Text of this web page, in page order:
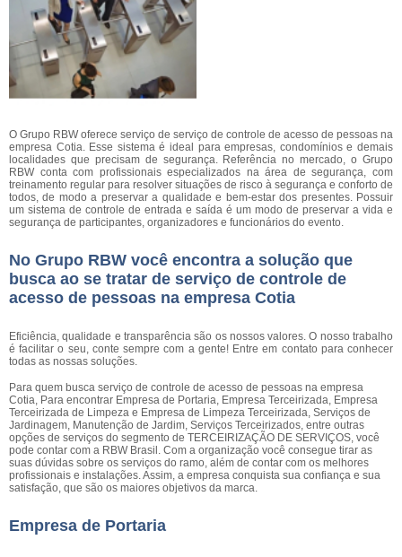
O Grupo RBW oferece serviço de serviço de controle de acesso de pessoas na
empresa Cotia. Esse sistema é ideal para empresas, condomínios e demais
localidades que precisam de segurança. Referência no mercado, o Grupo
RBW conta com profissionais especializados na área de segurança, com
treinamento regular para resolver situações de risco à segurança e conforto de
todos, de modo a preservar a qualidade e bem-estar dos presentes. Possuir
um sistema de controle de entrada e saída é um modo de preservar a vida e
segurança de participantes, organizadores e funcionários do evento.
No Grupo RBW você encontra a solução que
busca ao se tratar de serviço de controle de
acesso de pessoas na empresa Cotia
Eficiência, qualidade e transparência são os nossos valores. O nosso trabalho
é facilitar o seu, conte sempre com a gente! Entre em contato para conhecer
todas as nossas soluções.
Para quem busca serviço de controle de acesso de pessoas na empresa
Cotia, Para encontrar Empresa de Portaria, Empresa Terceirizada, Empresa
Terceirizada de Limpeza e Empresa de Limpeza Terceirizada, Serviços de
Jardinagem, Manutenção de Jardim, Serviços Terceirizados, entre outras
opções de serviços do segmento de TERCEIRIZAÇÃO DE SERVIÇOS, você
pode contar com a RBW Brasil. Com a organização você consegue tirar as
suas dúvidas sobre os serviços do ramo, além de contar com os melhores
profissionais e instalações. Assim, a empresa conquista sua confiança e sua
satisfação, que são os maiores objetivos da marca.
Empresa de Portaria